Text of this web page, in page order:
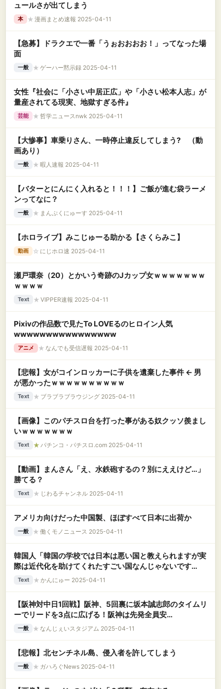
ュールさが出てしまう
本 ★ 漫画まとめ速報 2025-04-11
【急募】ドラクエで一番「うぉおおおお！」ってなった場
面
一般 ★ ゲーハー黙示録 2025-04-11
女性『社会に「小さい中居正広」や「小さい松本人志」が
量産されてる現実、地獄すぎる件』
芸能 ★ 哲学ニュースnwk 2025-04-11
【大惨事】車乗りさん、一時停止違反してしまう? （動
画あり）
一般 ★ 暇人速報 2025-04-11
【バターとにんにく入れると！！！】ご飯が進む袋ラーメ
ンってなに？
一般 ★ まんぷくにゅーす 2025-04-11
【ホロライブ】みこじゅーる助かる【さくらみこ】
動画 ☆ にじホロ速 2025-04-11
瀬戸環奈（20）とかいう奇跡のJカップ女ｗｗｗｗｗｗｗ
ｗｗｗｗ
Text ★ VIPPER速報 2025-04-11
Pixivの作品数で見たTo LOVEるのヒロイン人気
wwwwwwwwwwwwwwww
アニメ ★ なんでも受信遅報 2025-04-11
【悲報】女がコインロッカーに子供を遺棄した事件 ← 男
が悪かったｗｗｗｗｗｗｗｗｗｗ
Text ★ ブラブラブラウジング 2025-04-11
【画像】このパチスロ台を打った事がある奴クッソ羨まし
いｗｗｗｗｗｗｗ
Text ★ パチンコ・パチスロ.com 2025-04-11
【動画】まんさん「え、水鉄砲するの？別にええけど…」
勝てる？
Text ★ じわるチャンネル 2025-04-11
アメリカ向けだった中国製、ほぼすべて日本に出荷か
一般 ★ 働くモノニュース 2025-04-11
韓国人「韓国の学校では日本は悪い国と教えられますが実
際は近代化を助けてくれたすごい国なんじゃないです
か？」
Text ★ かんにゅー 2025-04-11
【阪神対中日1回戦】阪神、5回裏に坂本誠志郎のタイムリ
ーでリードを3点に広げる！阪神は先発全員安
打！！！！！！！！！！！
一般 ★ なんじぇいスタジアム 2025-04-11
【悲報】北センチネル島、侵入者を許してしまう
一般 ★ ガハろぐNews 2025-04-11